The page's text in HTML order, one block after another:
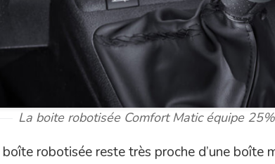
La boite robotisée Comfort Matic équipe
boîte robotisée reste très proche d’une boîte